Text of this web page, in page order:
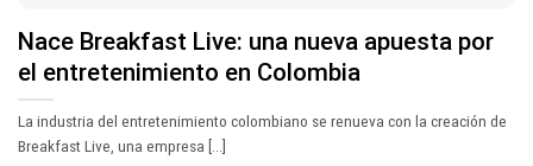
Nace Breakfast Live: una nueva apuesta por
el entretenimiento en Colombia
La industria del entretenimiento colombiano se renueva con la creación de
Breakfast Live, una empresa [...]